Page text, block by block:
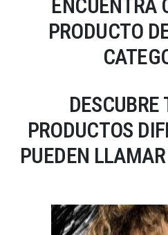
ENCUENTRA
PRODUCTO
PRODUCTOS
PUEDEN